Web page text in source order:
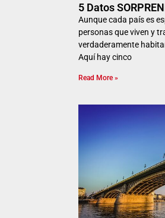
5 Datos
Aunque cada país es
personas que viven y
verdaderamente
Aquí hay cinco
Read More »